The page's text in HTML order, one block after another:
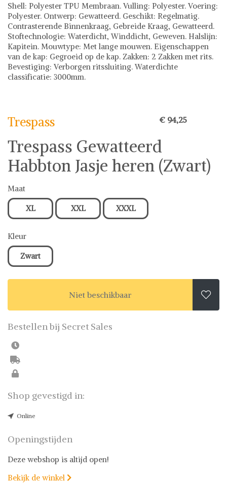
Shell: Polyester TPU Membraan. Vulling: Polyester. Voering:
Polyester. Ontwerp: Gewatteerd. Geschikt: Regelmatig.
Contrasterende Binnenkraag, Gebreide Kraag, Gewatteerd.
Stoftechnologie: Waterdicht, Winddicht, Geweven. Halslijn:
Kapitein. Mouwtype: Met lange mouwen. Eigenschappen
van de kap: Gegroeid op de kap. Zakken: 2 Zakken met rits.
Bevestiging: Verborgen ritssluiting. Waterdichte
classificatie: 3000mm.
Trespass € 94,25
Trespass Gewatteerd
Habbton Jasje heren (Zwart)
Maat
XL XXL XXXL
Kleur
Zwart
Niet beschikbaar 
Bestellen bij Secret Sales
Shop gevestigd in:
Online
Openingstijden
Deze webshop is altijd open!
Bekijk de winkel 